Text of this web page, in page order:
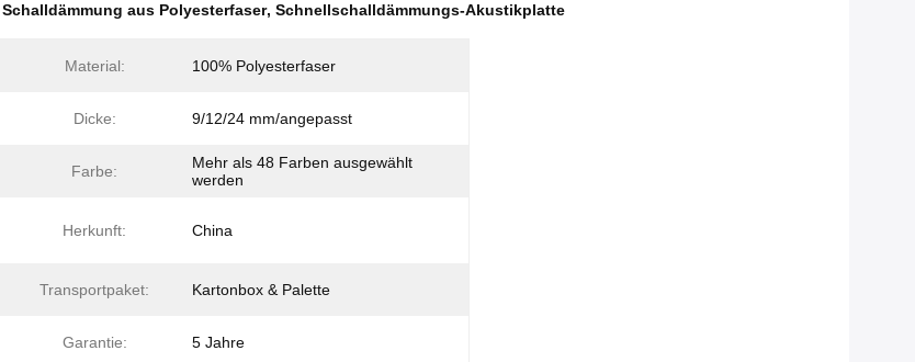
Schalldämmung aus Polyesterfaser, Schnellschalldämmungs-Akustikplatte
Material: 100% Polyesterfaser
Dicke: 9/12/24 mm/angepasst
Farbe:
Mehr als 48 Farben ausgewählt
werden
Herkunft: China
Transportpaket: Kartonbox & Palette
Garantie: 5 Jahre